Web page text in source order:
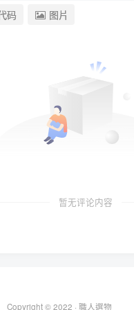
码 图片
暂无评论内容
Copyright © 2022 · 職人選物